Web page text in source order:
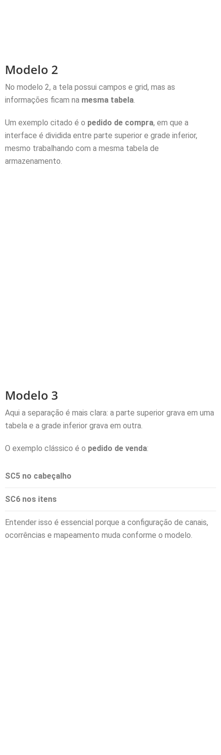
Modelo 2
No modelo 2, a tela possui campos e grid, mas as
informações ficam na mesma tabela
Um exemplo citado é o pedido de compra, em que a
interface é dividida entre parte superior e grade inferior,
mesmo trabalhando com a mesma tabela de
armazenamento.
Modelo 3
Aqui a separação é mais clara: a parte superior grava em uma
tabela e a grade inferior grava em outra.
O exemplo clássico é o pedido de venda:
SC5 no cabeçalho
SC6 nos itens
Entender isso é essencial porque a configuração de canais,
ocorrências e mapeamento muda conforme o modelo.